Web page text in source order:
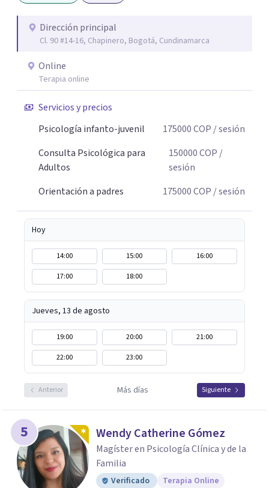
Dirección principal
Cl. 90 #14-16, Chapinero, Bogotá, Cundinamarca
Online
Terapia online
Servicios y precios
Psicología infanto-juvenil
175000COP / sesión
Consulta Psicológica para
Adultos
150000COP /
sesión
Orientación a padres
175000COP / sesión
Hoy
14:00 15:00
16:00
17:00
18:00
Jueves, 13 de agosto
19:00 20:00
21:00
22:00
23:00
Anterior Más días Siguiente
5 Wendy Catherine Gómez
Magíster en Psicología Clínica y de la
Familia
Verificado Terapia Online